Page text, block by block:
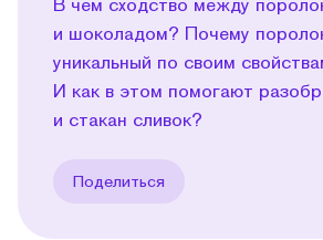
и шоколадом? Почему
уникальный по своим
И как в этом помогают
и стакан сливок?
Поделиться